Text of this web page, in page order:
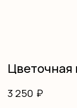
Цветочная
3 250 ₽